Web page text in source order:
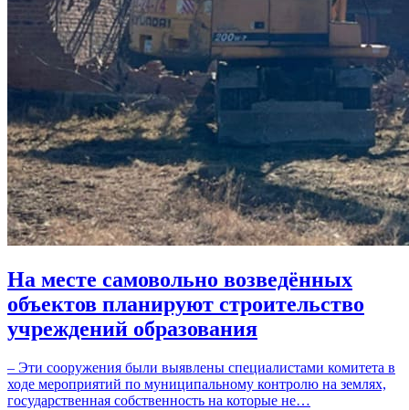
На месте самовольно возведённых
объектов планируют строительство
учреждений образования
– Эти сооружения были выявлены специалистами комитета в
ходе мероприятий по муниципальному контролю на землях,
государственная собственность на которые не…